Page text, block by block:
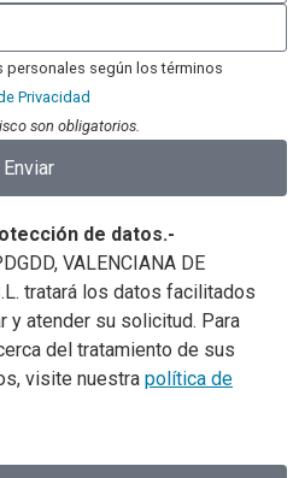
según los términos
Privacidad
son obligatorios.
Enviar
de datos.-
VALENCIANA DE
tratará los datos facilitados
y atender su solicitud. Para
del tratamiento de sus
visite nuestra política de